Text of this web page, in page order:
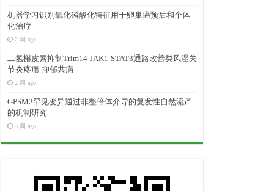
机器学习识别氧化磷酸化特征用于卵巢癌预后和个体
化治疗
2 周 ago
二氢槲皮素抑制Trim14-JAK1-STAT3通路改善类风湿关
节炎疼痛-抑郁共病
2 周 ago
GPSM2罕见变异通过非整倍体介导的复发性自然流产
的机制研究
3 周 ago